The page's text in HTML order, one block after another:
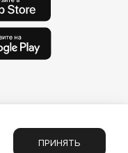
ПРИНЯТЬ